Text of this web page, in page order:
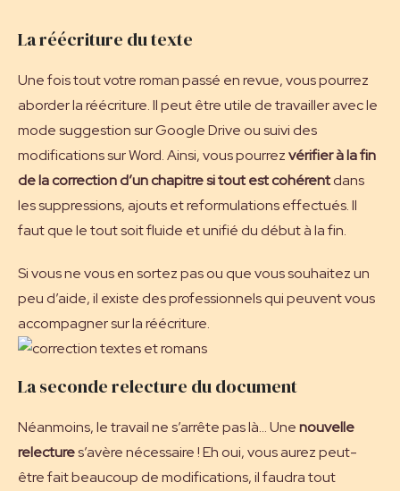
La réécriture du texte
Une fois tout votre roman passé en revue, vous pourrez
aborder la réécriture. Il peut être utile de travailler avec le
mode suggestion sur Google Drive ou suivi des
modifications sur Word. Ainsi, vous pourrezvérifier à la fin
de la correction d’un chapitre si tout est cohérentdans
les suppressions, ajouts et reformulations effectués. Il
faut que le tout soit fluide et unifié du début à la fin.
Si vous ne vous en sortez pas ou que vous souhaitez un
peu d’aide, il existe des professionnels qui peuvent vous
accompagner sur la réécriture.
La seconde relecture du document
Néanmoins, le travail ne s’arrête pas là… Unenouvelle
relectures’avère nécessaire ! Eh oui, vous aurez peut-
être fait beaucoup de modifications, il faudra tout